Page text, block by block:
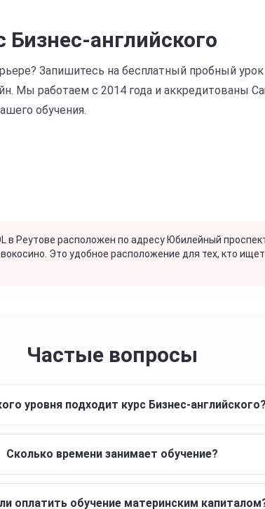
Бизнес-английского
Запишитесь на бесплатный пробный
Мы работаем с 2014 года и аккредитованы
обучения.
в Реутове расположен по адресу Юбилейный
Это удобное расположение для тех, кто
Частые вопросы
уровня подходит курс Бизнес-английского?
Сколько времени занимает обучение?
оплатить обучение материнским